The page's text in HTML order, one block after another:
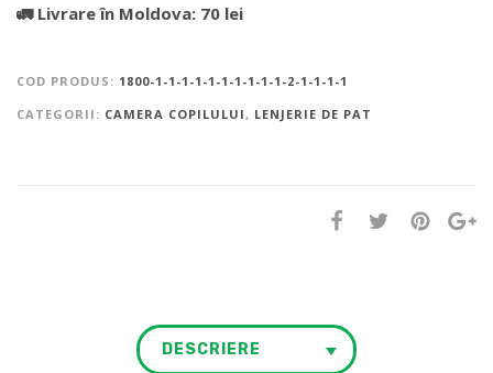
🚛 Livrare în Moldova: 70 lei
COD PRODUS: 1800-1-1-1-1-1-1-1-1-1-1-2-1-1-1-1
CATEGORII: CAMERA COPILULUI, LENJERIE DE PAT
DESCRIERE